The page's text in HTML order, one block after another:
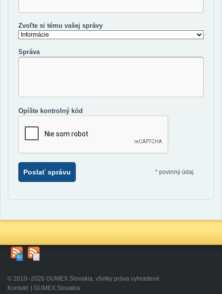
Zvoľte si tému vašej správy
Správa
Opíšte kontrolný kód
Poslať správu * povinný údaj
© 2010–2026 GUMEX Slovakia, všetky práva vyhradené
Kontakt: | GUMEX Slovakia